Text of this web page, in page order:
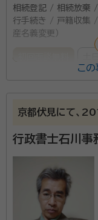
相続登記 / 相続放棄
行手続き / 戸籍収集
産名義変更）
所属する専門家：
柏木行政書士
柏木
成人から相続まで
お話を聞かせてい
こ
京都伏見にて、
行政書士石川事